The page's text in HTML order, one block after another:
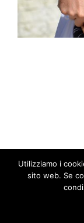
©Hcr S.R.L. ©|
Utilizziamo i
sito web. Se